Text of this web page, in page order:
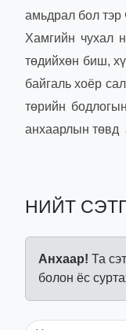
амьдрал бол тэр
Хамгийн чухал
төдийхөн биш,
байгаль хоёр
төрийн
анхаарлын төвд
НИЙТ
Анхаар! Та
болон ёс